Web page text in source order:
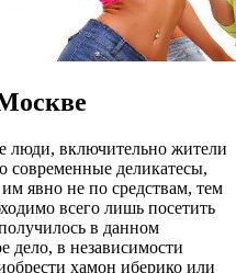
люди, включительно жители
современные деликатесы,
явно не по средствам, тем
всего лишь посетить
в данном
дело, в независимости
хамон иберико или